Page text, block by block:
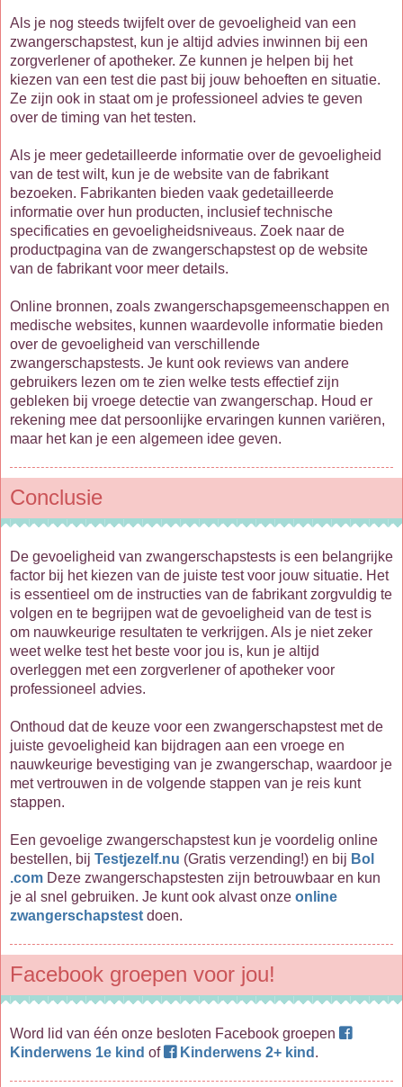
Als je nog steeds twijfelt over de gevoeligheid van een
zwangerschapstest, kun je altijd advies inwinnen bij een
zorgverlener of apotheker. Ze kunnen je helpen bij het
kiezen van een test die past bij jouw behoeften en situatie.
Ze zijn ook in staat om je professioneel advies te geven
over de timing van het testen.
Als je meer gedetailleerde informatie over de gevoeligheid
van de test wilt, kun je de website van de fabrikant
bezoeken. Fabrikanten bieden vaak gedetailleerde
informatie over hun producten, inclusief technische
specificaties en gevoeligheidsniveaus. Zoek naar de
productpagina van de zwangerschapstest op de website
van de fabrikant voor meer details.
Online bronnen, zoals zwangerschapsgemeenschappen en
medische websites, kunnen waardevolle informatie bieden
over de gevoeligheid van verschillende
zwangerschapstests. Je kunt ook reviews van andere
gebruikers lezen om te zien welke tests effectief zijn
gebleken bij vroege detectie van zwangerschap. Houd er
rekening mee dat persoonlijke ervaringen kunnen variëren,
maar het kan je een algemeen idee geven.
Conclusie
De gevoeligheid van zwangerschapstests is een belangrijke
factor bij het kiezen van de juiste test voor jouw situatie. Het
is essentieel om de instructies van de fabrikant zorgvuldig te
volgen en te begrijpen wat de gevoeligheid van de test is
om nauwkeurige resultaten te verkrijgen. Als je niet zeker
weet welke test het beste voor jou is, kun je altijd
overleggen met een zorgverlener of apotheker voor
professioneel advies.
Onthoud dat de keuze voor een zwangerschapstest met de
juiste gevoeligheid kan bijdragen aan een vroege en
nauwkeurige bevestiging van je zwangerschap, waardoor je
met vertrouwen in de volgende stappen van je reis kunt
stappen.
Een gevoelige zwangerschapstest kun je voordelig online
bestellen, bij Testjezelf.nu (Gratis verzending!) en bij Bol
.com Deze zwangerschapstesten zijn betrouwbaar en kun
je al snel gebruiken. Je kunt ook alvast onze online
zwangerschapstest doen.
Facebook groepen voor jou!
Word lid van één onze besloten Facebook groepen
Kinderwens 1e kind of Kinderwens 2+ kind .